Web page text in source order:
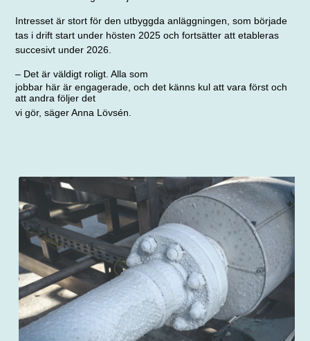
Intresset är stort för den utbyggda anläggningen, som började
tas i drift start under hösten 2025 och fortsätter att etableras
succesivt under 2026.
– Det är väldigt roligt. Alla som
jobbar här är engagerade, och det känns kul att vara först och
att andra följer det
vi gör, säger Anna Lövsén.